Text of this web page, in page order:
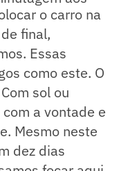
o carro na
final,
Essas
como este. O
sol ou
a vontade e
Mesmo neste
dez dias